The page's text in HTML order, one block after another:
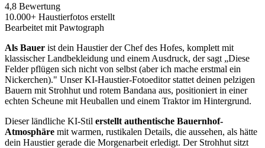
4,8 Bewertung
10.000+ Haustierfotos erstellt
Bearbeitet mit Pawtograph
Als Bauer ist dein Haustier der Chef des Hofes, komplett mit
klassischer Landbekleidung und einem Ausdruck, der sagt „Diese
Felder pflügen sich nicht von selbst (aber ich mache erstmal ein
Nickerchen)." Unser KI-Haustier-Fotoeditor stattet deinen pelzigen
Bauern mit Strohhut und rotem Bandana aus, positioniert in einer
echten Scheune mit Heuballen und einem Traktor im Hintergrund.
Dieser ländliche KI-Stil erstellt authentische Bauernhof-
Atmosphäre mit warmen, rustikalen Details, die aussehen, als hätte
dein Haustier gerade die Morgenarbeit erledigt. Der Strohhut sitzt